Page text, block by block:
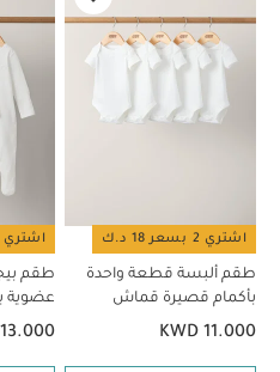
الأمام
ياقة بكشكش
تعليمات
غسل على درجة حرارة 40 درجة مئوية
المبيضات
تجفيف على درجة
ممنوع
الغسيل
طقم ألبسة قطعة واحدة
اشتري 2 بسعر 18 د.ك
طقم ألبسة قطعة واحدة
بأكمام قصيرة قماش
عضوي بلون أبيض - 5 قطع
KWD 11.000
اشتري 2 بسعر 18 د.ك
طقم
عضوية